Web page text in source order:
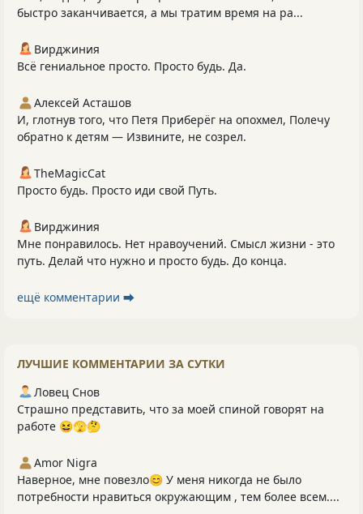
быстро заканчивается, а мы тратим время на ра...
Вирджиния
Всё гениальное просто. Просто будь. Да.
Алексей Асташов
И, глотнув того, что Петя Приберёг на опохмел, Полечу
обратно к детям — Извините, не созрел.
TheMagicCat
Просто будь. Просто иди свой Путь.
Вирджиния
Мне понравилось. Нет нравоучений. Смысл жизни - это
путь. Делай что нужно и просто будь. До конца.
ещё комментарии ⮕
ЛУЧШИЕ КОММЕНТАРИИ ЗА СУТКИ
Ловец Снов
Страшно представить, что за моей спиной говорят на
работе 😆🫣🤔
Amor Nigra
Наверное, мне повезло😊 У меня никогда не было
потребности нравиться окружающим , тем более всем....